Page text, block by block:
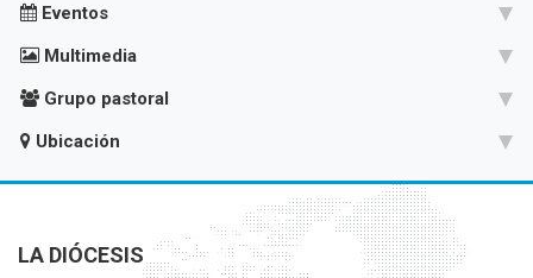
Eventos
Multimedia
Grupo pastoral
Ubicación
LA DIÓCESIS